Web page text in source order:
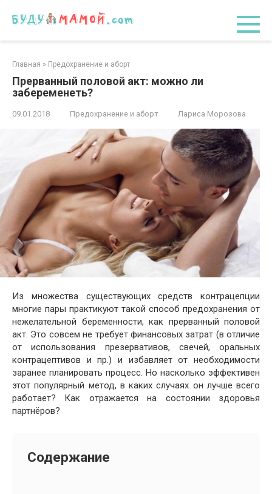
Главная » Предохранение и аборт
Прерванный половой акт: можно ли
забеременеть?
09.01.2018 Предохранение и аборт Лариса Морозова
Из множества существующих средств контрацепции
многие пары практикуют такой способ предохранения от
нежелательной беременности, как прерванный половой
акт. Это совсем не требует финансовых затрат (в отличие
от использования презервативов, свечей, оральных
контрацептивов и пр.) и избавляет от необходимости
заранее планировать процесс. Но насколько эффективен
этот популярный метод, в каких случаях он лучше всего
работает? Как отражается на состоянии здоровья
партнёров?
Содержание